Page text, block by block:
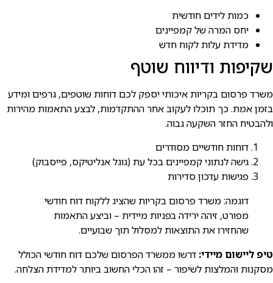
כמות לידים חודשית
יחס המרה של קמפיינים
מדידת עלות לקוח חדש
שקיפות ודיווח שוטף
משרד פרסום בקריות איכותי יספק לכם דוחות שוטפים, גרפים ומידע
בזמן אמת. כך תוכלו לעקוב אחר ההתקדמות, לבצע התאמות מהירות
ולהבטיח החזר השקעה גבוה.
דוחות חודשיים מסודרים
גישה לנתוני קמפיינים בכל עת (גוגל אנליטיקס, פייסבוק)
פגישות עדכון סדירות
דוגמה: משרד פרסום בקריות שהציג ללקוח דוח חודשי
מפורט, זיהה ירידה בפניות מיידית – וביצע התאמות
שהחזירו את התוצאות למסלול תוך שבועיים.
טיפ ליישום מיידי: דרשו ממשרד הפרסום שלכם דוח חודשי הכולל
מסקנות והמלצות לשיפור – זהו הכלי החשוב ביותר למדידת הצלחה.